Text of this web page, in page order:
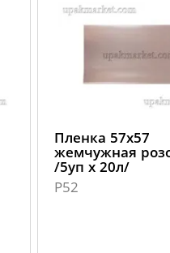
Пленка 57х57
жемчужная
/5уп х 20л/
P52